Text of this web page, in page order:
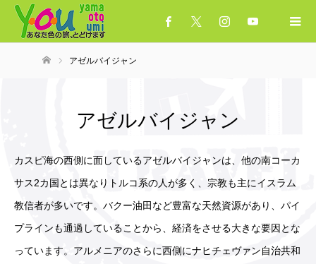
アゼルバイジャン
アゼルバイジャン
カスピ海の西側に面しているアゼルバイジャンは、他の南コーカ
サス2カ国とは異なりトルコ系の人が多く、宗教も主にイスラム
教信者が多いです。バクー油田など豊富な天然資源があり、パイ
プラインも通過していることから、経済をさせる大きな要因とな
っています。アルメニアのさらに西側にナヒチェヴァン自治共和